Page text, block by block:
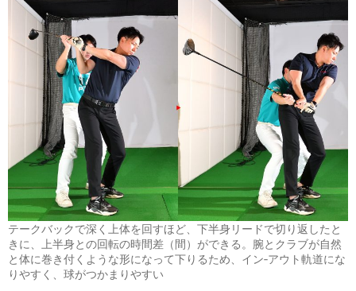
テークバックで深く上体を回すほど、下半身リードで切り返したと
きに、上半身との回転の時間差（間）ができる。腕とクラブが自然
と体に巻き付くような形になって下りるため、イン‐アウト軌道にな
りやすく、球がつかまりやすい